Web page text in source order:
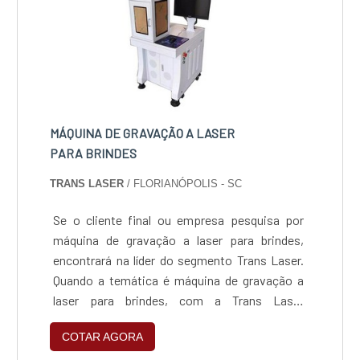
qualidade e eficiência.
MÁQUINA DE GRAVAÇÃO A LASER
PARA BRINDES
TRANS LASER / FLORIANÓPOLIS - SC
Se o cliente final ou empresa pesquisa por
máquina de gravação a laser para brindes,
encontrará na líder do segmento Trans Laser.
Quando a temática é máquina de gravação a
laser para brindes, com a Trans Laser
encontrará precisão com comprometimento
com os resultados dos clientes.UM POUCO
COTAR AGORA